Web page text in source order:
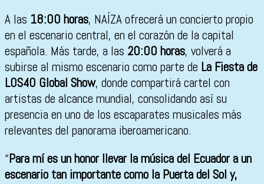
A las 18:00 horas, NAÍZA ofrecerá un concierto propio
en el escenario central, en el corazón de la capital
española. Más tarde, a las 20:00 horas, volverá a
subirse al mismo escenario como parte de La Fiesta de
LOS40 Global Show, donde compartirá cartel con
artistas de alcance mundial, consolidando así su
presencia en uno de los escaparates musicales más
relevantes del panorama iberoamericano.
“Para mí es un honor llevar la música del Ecuador a un
escenario tan importante como la Puerta del Sol y,